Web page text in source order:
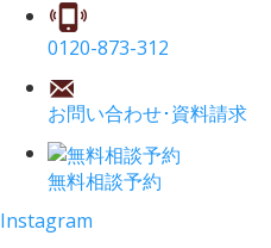
0120-873-312
お問い合わせ･資料請求
無料相談予約
Instagram